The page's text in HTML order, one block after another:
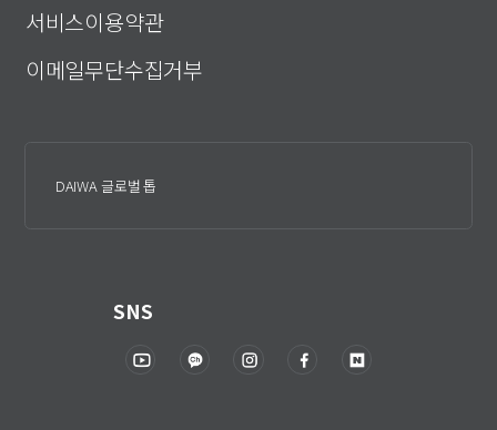
서비스이용약관
이메일무단수집거부
DAIWA 글로벌 톱
SNS